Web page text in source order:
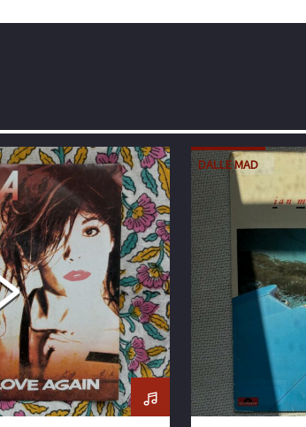
DALLE MAD